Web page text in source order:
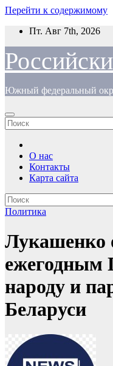
Перейти к содержимому
Пт. Авг 7th, 2026
Южный федеральный
О нас
Контакты
Карта сайта
Политика
Лукашенко
ежегодным
народу и
Беларуси